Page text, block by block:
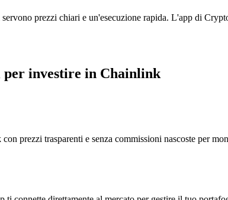
prezzi chiari e un'esecuzione rapida. L'app di
per investire in Chainlink
prezzi trasparenti e senza commissioni nascoste per